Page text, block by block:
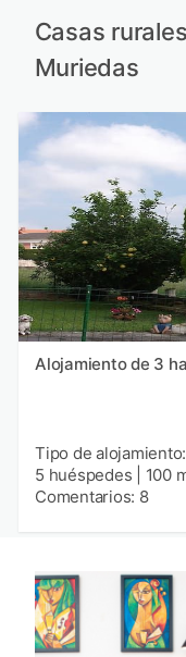
Casas
Muriedas
Alojamiento de 3
Tipo de
5 huéspedes
100
Comentarios: 8